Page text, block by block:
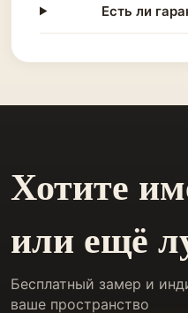
Есть ли
Хотите
или ещё
Бесплатный замер и
ваше пространство